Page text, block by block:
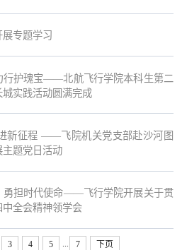
展专题学习
行护瑰宝——北航飞行学院本科生第二
实践活动圆满完成
党支部赴沙河图
主题党日活动
勇担时代使命——飞行学院开展关于贯
全会精神领学会
3 4 5 7 下页